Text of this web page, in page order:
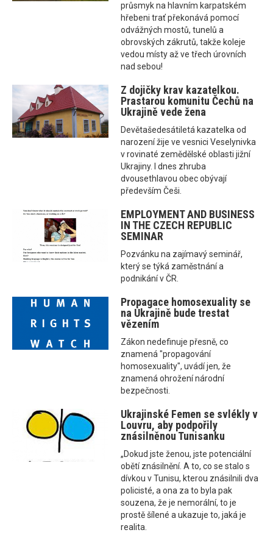
průsmyk na hlavním karpatském
hřebeni trať překonává pomocí
odvážných mostů, tunelů a
obrovských zákrutů, takže koleje
vedou místy až ve třech úrovních
nad sebou!
Z dojičky krav kazatelkou.
Prastarou komunitu Čechů na
Ukrajině vede žena
Devětašedesátiletá kazatelka od
narození žije ve vesnici Veselynivka
v rovinaté zemědělské oblasti jižní
Ukrajiny. I dnes zhruba
dvousethlavou obec obývají
především Češi.
EMPLOYMENT AND BUSINESS
IN THE CZECH REPUBLIC
SEMINAR
Pozvánku na zajímavý seminář,
který se týká zaměstnání a
podnikání v ČR.
Propagace homosexuality se
na Ukrajině bude trestat
vězením
Zákon nedefinuje přesně, co
znamená "propagování
homosexuality", uvádí jen, že
znamená ohrožení národní
bezpečnosti.
Ukrajinské Femen se svlékly v
Louvru, aby podpořily
znásilněnou Tunisanku
„Dokud jste ženou, jste potenciální
obětí znásilnění. A to, co se stalo s
dívkou v Tunisu, kterou znásilnili dva
policisté, a ona za to byla pak
souzena, že je nemorální, to je
prostě šílené a ukazuje to, jaká je
realita.